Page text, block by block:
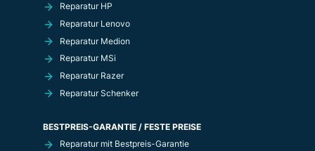
Reparatur HP
Reparatur Lenovo
Reparatur Medion
Reparatur MSi
Reparatur Razer
Reparatur Schenker
BESTPREIS-GARANTIE / FESTE PREISE
Reparatur mit Bestpreis-Garantie